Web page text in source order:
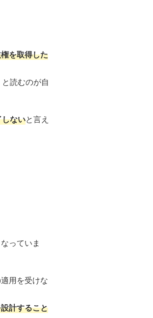
を取得した
読むのが自
ないと言え
っていま
用を受けな
計すること